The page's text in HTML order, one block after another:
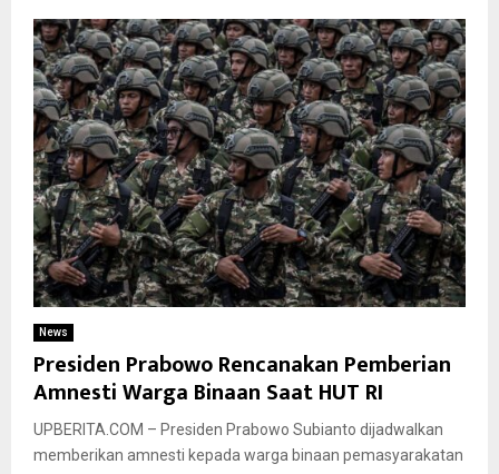
News
Presiden Prabowo Rencanakan Pemberian
Amnesti Warga Binaan Saat HUT RI
UPBERITA.COM – Presiden Prabowo Subianto dijadwalkan
memberikan amnesti kepada warga binaan pemasyarakatan